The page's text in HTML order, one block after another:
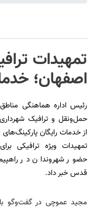
تمهیدات
اصفهان؛
رئیس اداره هماهنگی
حمل‌ونقل و ترافیک
از خدمات رایگان
تمهیدات ویژه ترافیکی
حضور شهروندان در
قدس خبر داد.
مجید عموچی در گفت‌وگو با